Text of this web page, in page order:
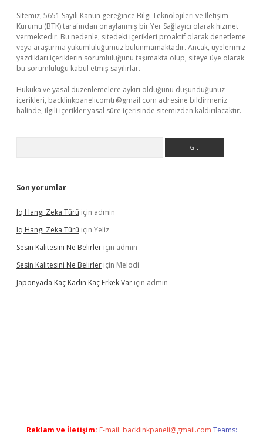
Sitemiz, 5651 Sayılı Kanun gereğince Bilgi Teknolojileri ve İletişim
Kurumu (BTK) tarafından onaylanmış bir Yer Sağlayıcı olarak hizmet
vermektedir. Bu nedenle, sitedeki içerikleri proaktif olarak denetleme
veya araştırma yükümlülüğümüz bulunmamaktadır. Ancak, üyelerimiz
yazdıkları içeriklerin sorumluluğunu taşımakta olup, siteye üye olarak
bu sorumluluğu kabul etmiş sayılırlar.
Hukuka ve yasal düzenlemelere aykırı olduğunu düşündüğünüz
içerikleri, backlinkpanelicomtr@gmail.com adresine bildirmeniz
halinde, ilgili içerikler yasal süre içerisinde sitemizden kaldırılacaktır.
Son yorumlar
Iq Hangi Zeka Türü için admin
Iq Hangi Zeka Türü için Yeliz
Sesin Kalitesini Ne Belirler için admin
Sesin Kalitesini Ne Belirler için Melodi
Japonyada Kaç Kadın Kaç Erkek Var için admin
Reklam ve İletişim: E-mail: backlinkpaneli@gmail.com Teams: